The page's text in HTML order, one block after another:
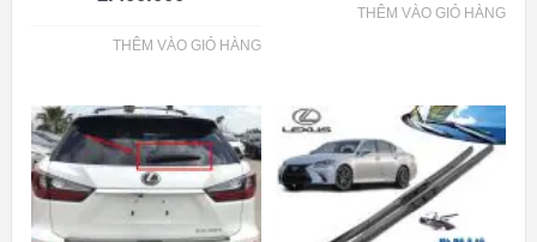
THÊM VÀO GIỎ HÀNG
THÊM VÀO GIỎ HÀNG